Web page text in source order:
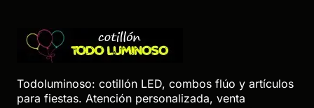
Todoluminoso: cotillón LED, combos flúo y artículos
para fiestas. Atención personalizada, venta